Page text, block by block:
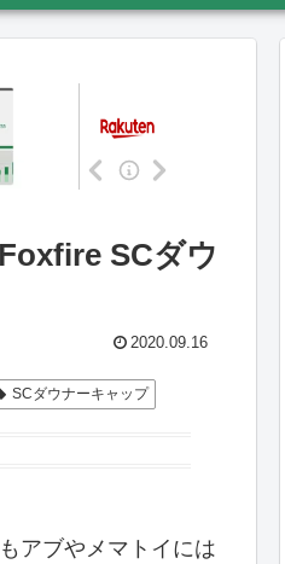
SCダウ
2020.09.16
SCダウナーキャップ
アブやメマトイには